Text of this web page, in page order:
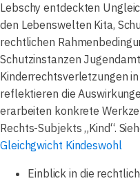
Lebschy entdeckten
den Lebenswelten Kita,
rechtlichen
Schutzinstanzen
Kinderrechtsverletzungen
reflektieren die
erarbeiten konkrete
Rechts-Subjekts „Kind“.
Gleichgwicht Kindeswohl
Einblick in die